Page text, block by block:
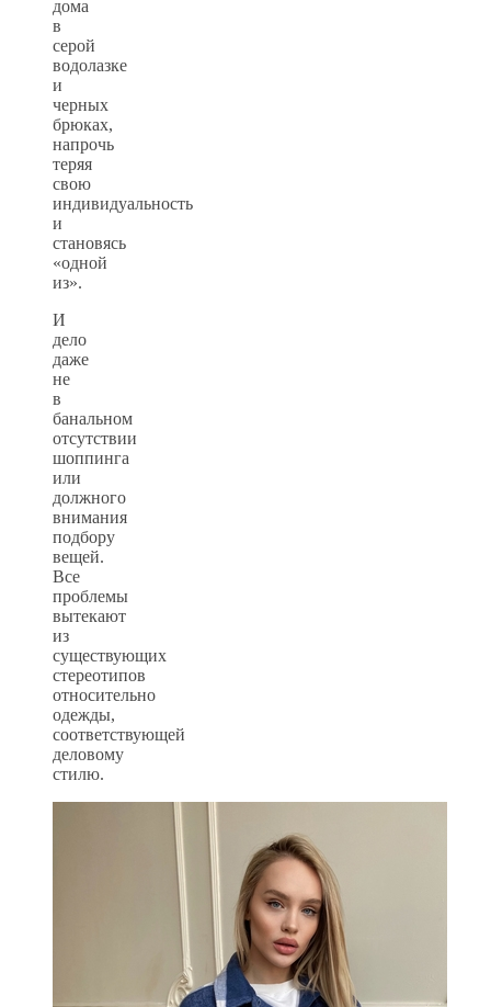
дома
в
серой
водолазке
и
черных
брюках,
напрочь
теряя
свою
индивидуальность
и
становясь
«одной
из».
И
дело
даже
не
в
банальном
отсутствии
шоппинга
или
должного
внимания
подбору
вещей.
Все
проблемы
вытекают
из
существующих
стереотипов
относительно
одежды,
соответствующей
деловому
стилю.